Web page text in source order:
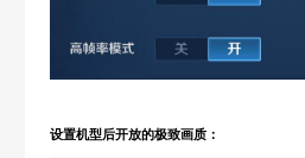
设置机型后开放的极致画质：